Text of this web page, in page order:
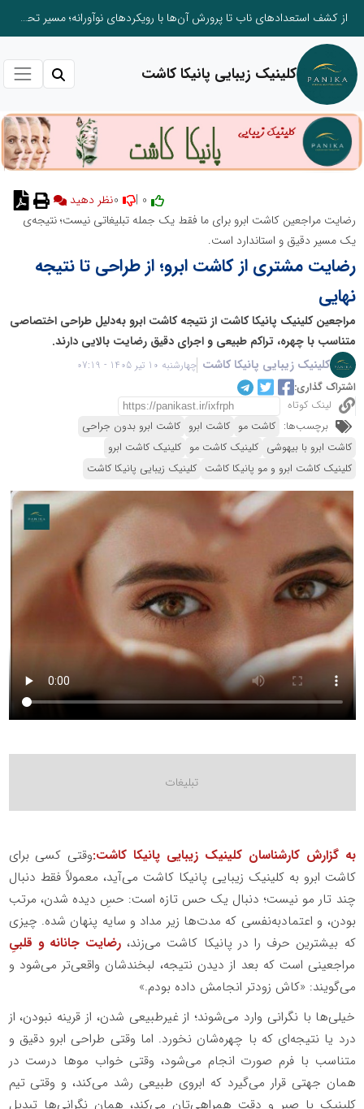
از کشف استعدادهای ناب تا پرورش آن‌ها با رویکردهای نوآورانه؛ مسیر تحول‌آفرین شنای ایران در سطح جهانی
کلینیک زیبایی پانیکا کاشت
نظر دهید
رضایت مراجعین کاشت ابرو برای ما فقط یک جمله تبلیغاتی نیست؛ نتیجه‌ی
یک مسیر دقیق و استاندارد است.
رضایت مشتری از کاشت ابرو؛ از طراحی تا نتیجه
نهایی
مراجعین کلینیک پانیکا کاشت از نتیجه کاشت ابرو به‌دلیل طراحی اختصاصی
متناسب با چهره، تراکم طبیعی و اجرای دقیق رضایت بالایی دارند.
کلینیک زیبایی پانیکا کاشت چهارشنبه 10 تیر 1405 - 07:19
اشتراک گذاری:
لینک کوتاه
برچسب‌ها: کاشت مو کاشت ابرو کاشت ابرو بدون جراحی
کاشت ابرو با بیهوشی کلینیک کاشت مو کلینیک کاشت ابرو
کلینیک کاشت ابرو و مو پانیکا کاشت کلینیک زیبایی پانیکا کاشت
به گزارش کارشناسان کلینیک زیبایی پانیکا کاشت:وقتی کسی برای
کاشت ابرو به کلینیک زیبایی پانیکا کاشت می‌آید، معمولاً فقط دنبال
چند تار مو نیست؛ دنبال یک حس تازه است: حسِ دیده شدن، مرتب
بودن، و اعتمادبه‌نفسی که مدت‌ها زیر مداد و سایه پنهان شده. چیزی
که بیشترین حرف را در پانیکا کاشت می‌زند، رضایت جانانه و قلبیِ
مراجعینی است که بعد از دیدن نتیجه، لبخندشان واقعی‌تر می‌شود و
می‌گویند: «کاش زودتر انجامش داده بودم.»
خیلی‌ها با نگرانی وارد می‌شوند؛ از غیرطبیعی شدن، از قرینه نبودن، از
درد یا نتیجه‌ای که با چهره‌شان نخورد. اما وقتی طراحی ابرو دقیق و
متناسب با فرم صورت انجام می‌شود، وقتی خواب موها درست در
همان جهتی قرار می‌گیرد که ابروی طبیعی رشد می‌کند، و وقتی تیم
کلینیک با صبر و دقت همراهی‌تان می‌کند، همان نگرانی‌ها تبدیل